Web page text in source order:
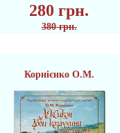
280 грн.
380 грн.
Корнієнко О.М.